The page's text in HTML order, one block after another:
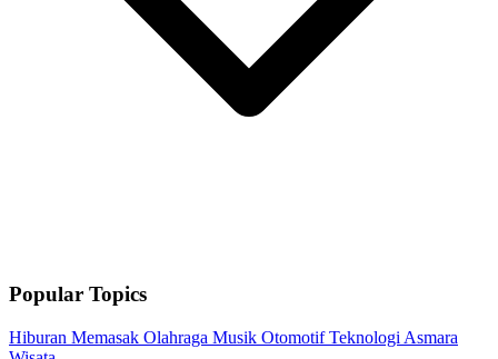
Popular Topics
Hiburan Memasak Olahraga Musik OtomotifTeknologi Asmara